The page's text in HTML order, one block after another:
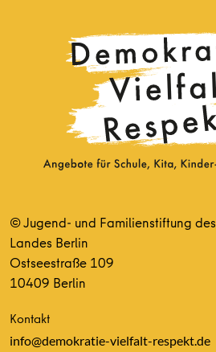
© Jugend- und Familienstiftung des
Landes Berlin
Ostseestraße 109
10409 Berlin
Kontakt
info@demokratie-vielfalt-respekt.de